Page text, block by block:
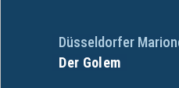
Düsseldorfer
Der Golem